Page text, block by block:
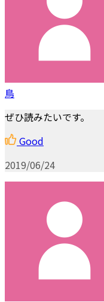
鳥
ぜひ読みたいです。
Good
2019/06/24